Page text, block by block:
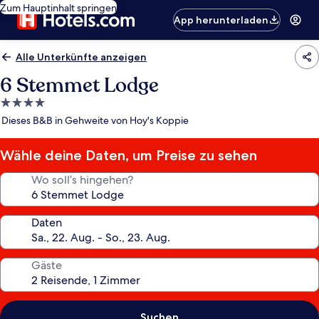
Zum Hauptinhalt springen
App herunterladen
Alle Unterkünfte anzeigen
6 Stemmet Lodge
4.0-
Sterne-
Dieses B&B in Gehweite von Hoy's Koppie
Wähle deine Daten, um Preise zu sehen
Wo soll’s hingehen?
Daten
Gäste